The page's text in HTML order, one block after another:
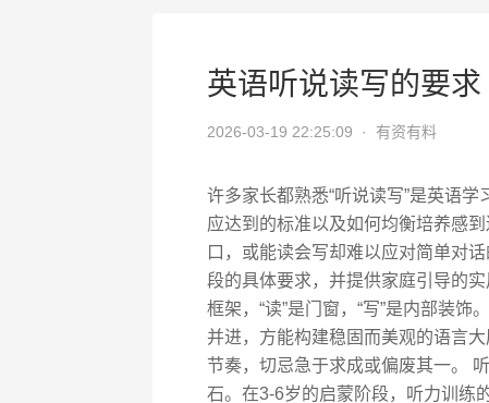
英语听说读写的要求
2026-03-19 22:25:09 · 有资有料
许多家长都熟悉“听说读写”是英语
应达到的标准以及如何均衡培养感
口，或能读会写却难以应对简单对
段的具体要求，并提供家庭引导的实
框架，“读”是门窗，“写”是内部装
并进，方能构建稳固而美观的语言
节奏，切忌急于求成或偏废其一。
石。在3-6岁的启蒙阶段，听力训练